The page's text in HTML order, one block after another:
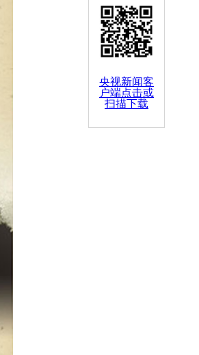
央视新闻客
户端点击或
扫描下载